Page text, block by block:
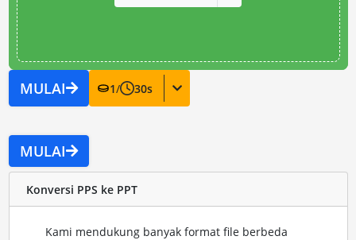
MULAI 1/ 30s
MULAI
Konversi PPS ke PPT
Kami mendukung banyak format file berbeda